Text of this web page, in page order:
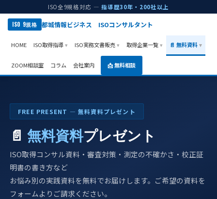
ISO全9規格対応 —指導歴30年・200社以上
ISO 9規格 都城情報ビジネス ISOコンサルタント
HOME ISO取得指導 ISO実務文書販売 取得企業一覧 📄 無料資料
ZOOM相談室 コラム 会社案内 📩 無料相談
FREE PRESENT ― 無料資料プレゼント
📄 無料資料プレゼント
ISO取得コンサル資料・審査対策・測定の不確かさ・校正証
明書の書き方など
お悩み別の実践資料を無料でお届けします。ご希望の資料を
フォームよりご請求ください。